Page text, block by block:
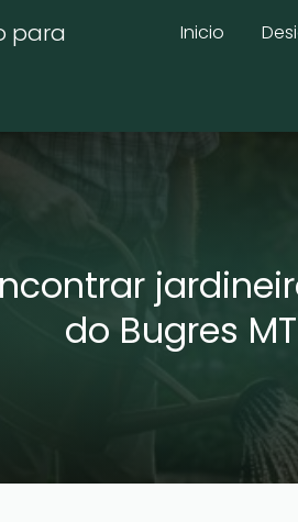
para Inicio
do Bugres MT